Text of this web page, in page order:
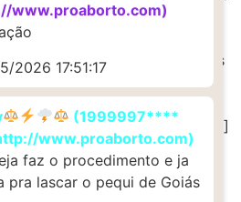
muitos países, o Cytotec
médica, e a compra
ser ilegal. Consulte as leis
obter informações
Whatsapp: 11
Paraná Matelândia é um […]
www.proaborto.com)
2026 17:51:17
(1999997****
www.proaborto.com)
faz o procedimento e ja
pra lascar o pequi de Goiás